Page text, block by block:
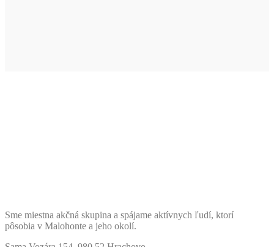
Sme miestna akčná skupina a spájame aktívnych ľudí, ktorí
pôsobia v Malohonte a jeho okolí.